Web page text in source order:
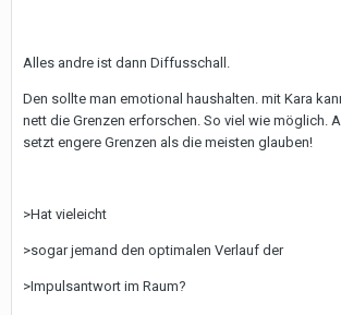
Alles andre ist dann Diffusschall.
Den sollte man emotional haushalten. mit Kara
nett die Grenzen erforschen. So viel wie möglich.
setzt engere Grenzen als die meisten glauben!
>Hat vieleicht
>sogar jemand den optimalen Verlauf der
>Impulsantwort im Raum?